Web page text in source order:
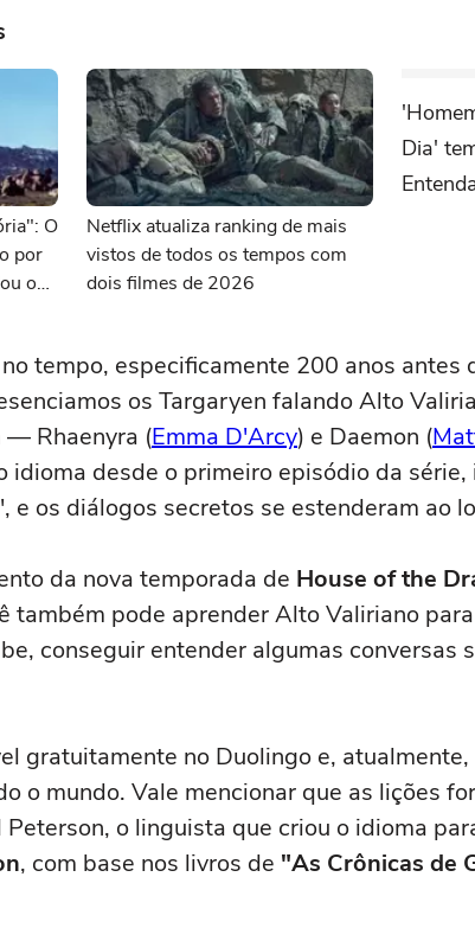
O
por
o
Netflix atualiza ranking de mais
vistos de todos os tempos com
dois filmes de 2026
Dia'
tempo, especificamente 200 anos antes
os Targaryen falando Alto
— Rhaenyra (Emma D'Arcy) e Daemon (
idioma desde o primeiro episódio da
e os diálogos secretos se estenderam ao
da nova temporada de House of the
também pode aprender Alto Valiriano
conseguir entender algumas conversas
gratuitamente no Duolingo e,
o mundo. Vale mencionar que as lições
o linguista que criou o idioma
, com base nos livros de "As Crônicas de